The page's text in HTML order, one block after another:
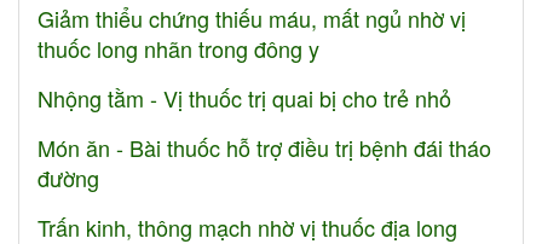
Giảm thiểu chứng thiếu máu, mất ngủ nhờ vị
thuốc long nhãn trong đông y
Nhộng tằm - Vị thuốc trị quai bị cho trẻ nhỏ
Món ăn - Bài thuốc hỗ trợ điều trị bệnh đái tháo
đường
Trấn kinh, thông mạch nhờ vị thuốc địa long